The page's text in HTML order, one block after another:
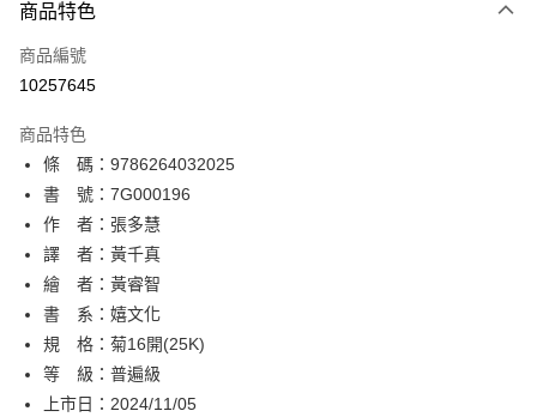
信用卡一次付款
超商取貨付款
相關說明
【關於「AFTEE先享後付」】
AFTEE先享後付是「在收到商品之後才付款」的支付方式。 讓您購物簡單
便利好安心！
１．簡單：不需註冊會員、不需綁卡、不需儲值。
２．便利：只要手機號碼，簡訊認證，即可結帳。
３．安心：先確認商品／服務後，再付款。
【「AFTEE先享後付」結帳流程】
１．於結帳方式選擇「AFTEE先享後付」後，將跳轉至「AFTEE先享後付」
結帳頁面，進行簡訊認證並確認金額後，即可完成結帳。
２．訂單成立數日內，您將收到繳費通知簡訊。
３．收到繳費通知簡訊後14天內，點擊此簡訊中的連結，可透過四大超商／
ATM付款
運送方式
全家取貨付款
每筆NT$80，滿NT$500(含以上)免運費
付款後全家取貨
每筆NT$80，滿NT$500(含以上)免運費
商品特色
商品編號
10257645
商品特色
條 碼：9786264032025
書 號：7G000196
作 者：張多慧
譯 者：黃千真
繪 者：黃睿智
書 系：嬉文化
規 格：菊16開(25K)
等 級：普遍級
上市日：2024/11/05